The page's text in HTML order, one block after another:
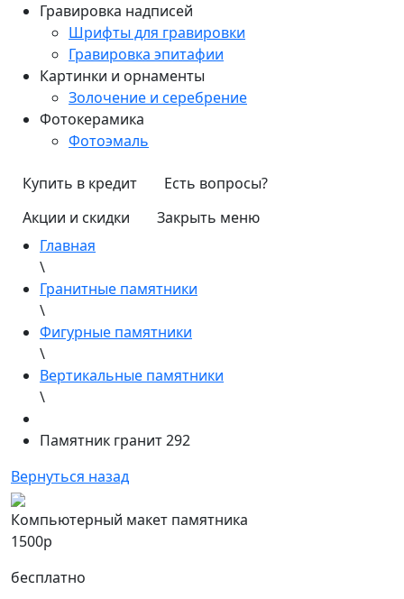
Гравировка надписей
Шрифты для гравировки
Гравировка эпитафии
Картинки и орнаменты
Золочение и серебрение
Фотокерамика
Фотоэмаль
Купить в кредит
Есть вопросы?
Акции и скидки
Закрыть меню
Главная
\
Гранитные памятники
\
Фигурные памятники
\
Вертикальные памятники
\
Памятник гранит 292
Вернуться назад
Компьютерный макет памятника
1500р
бесплатно